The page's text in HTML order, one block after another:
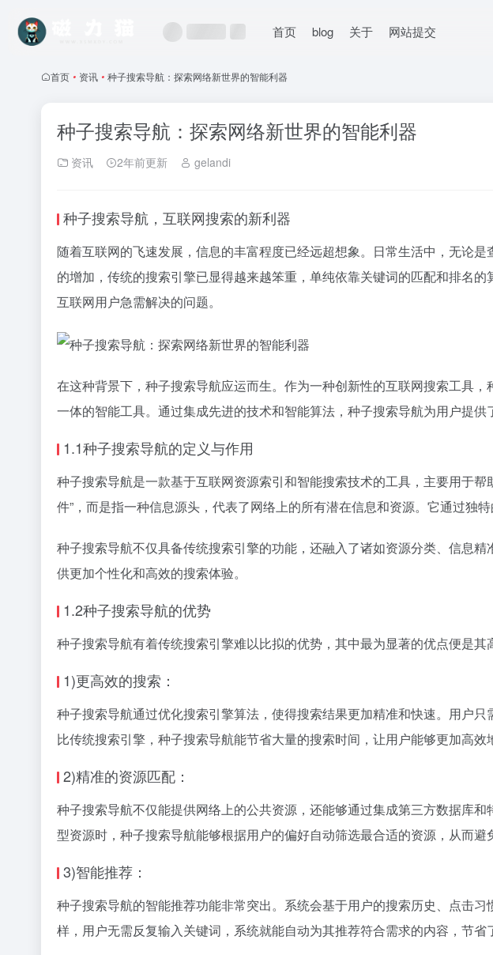
首页 blog 关于 网站提交
首页 • 资讯 • 种子搜索导航：探索网络新世界的智能利器
种子搜索导航：探索网络新世界的智能利器
资讯 2年前更新 gelandi
种子搜索导航，互联网搜索的新利器
随着互联网的飞速发展，信息的丰富程度已经远超想象。日常生活中，无论
的增加，传统的搜索引擎已显得越来越笨重，单纯依靠关键词的匹配和排名
互联网用户急需解决的问题。
在这种背景下，种子搜索导航应运而生。作为一种创新性的互联网搜索工具
一体的智能工具。通过集成先进的技术和智能算法，种子搜索导航为用户提供
1.1种子搜索导航的定义与作用
种子搜索导航是一款基于互联网资源索引和智能搜索技术的工具，主要用于
件”，而是指一种信息源头，代表了网络上的所有潜在信息和资源。它通过独
种子搜索导航不仅具备传统搜索引擎的功能，还融入了诸如资源分类、信息
供更加个性化和高效的搜索体验。
1.2种子搜索导航的优势
种子搜索导航有着传统搜索引擎难以比拟的优势，其中最为显著的优点便是其
1)更高效的搜索：
种子搜索导航通过优化搜索引擎算法，使得搜索结果更加精准和快速。用户
比传统搜索引擎，种子搜索导航能节省大量的搜索时间，让用户能够更加高效
2)精准的资源匹配：
种子搜索导航不仅能提供网络上的公共资源，还能够通过集成第三方数据库
型资源时，种子搜索导航能够根据用户的偏好自动筛选最合适的资源，从而避
3)智能推荐：
种子搜索导航的智能推荐功能非常突出。系统会基于用户的搜索历史、点击
样，用户无需反复输入关键词，系统就能自动为其推荐符合需求的内容，节省